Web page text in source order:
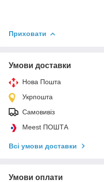
Приховати
Умови доставки
Нова Пошта
Укрпошта
Самовивіз
Meest ПОШТА
Всі умови доставки
Умови оплати